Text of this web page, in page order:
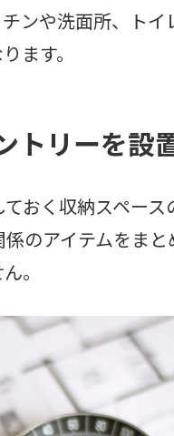
ンや洗面所、ト
ます。
トリーを設
おく収納スペース
のアイテムをま
。